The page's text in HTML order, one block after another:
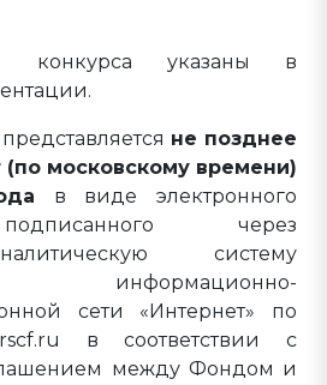
конкурса указаны в
не позднее
(по московскому времени)
в виде электронного
через
систему
сети «Интернет» по
в соответствии с
между Фондом и